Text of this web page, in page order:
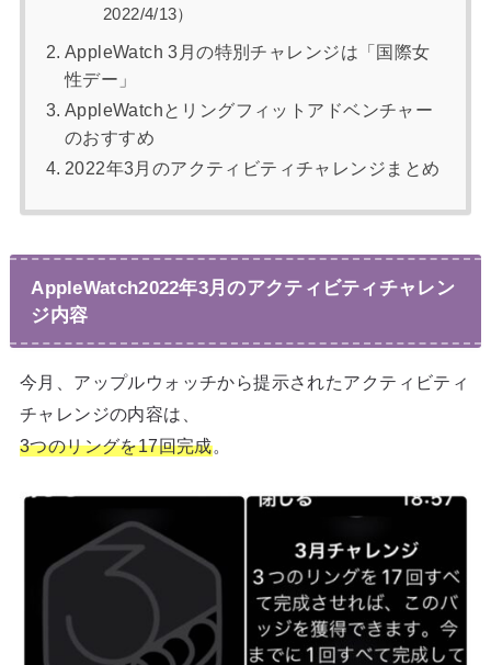
2022/4/13）
AppleWatch 3月の特別チャレンジは「国際女
性デー」
AppleWatchとリングフィットアドベンチャー
のおすすめ
2022年3月のアクティビティチャレンジまとめ
AppleWatch2022年3月のアクティビティチャレン
ジ内容
今月、アップルウォッチから提示されたアクティビティ
チャレンジの内容は、
3つのリングを17回完成。